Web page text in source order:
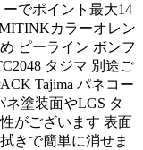
でポイント最大14
カラーオレン
ピーライン ボンフ
タジマ 別途ご
Tajima パネコー
ネ塗装面やLGS タ
がございます 表面
きで簡単に消せま